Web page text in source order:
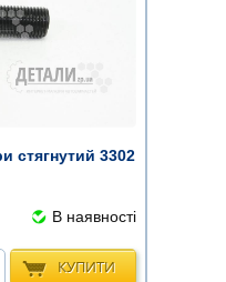
стягнутий 3302
В наявності
КУПИТИ